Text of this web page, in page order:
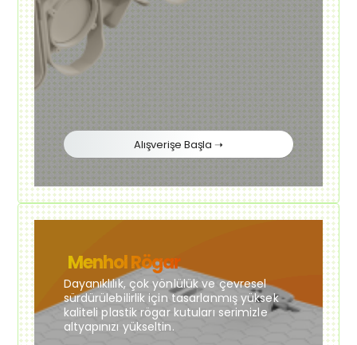
Alışverişe Başla ➝
Menhol Rögar
Dayanıklılık, çok yönlülük ve çevresel
sürdürülebilirlik için tasarlanmış yüksek
kaliteli plastik rögar kutuları serimizle
altyapınızı yükseltin.